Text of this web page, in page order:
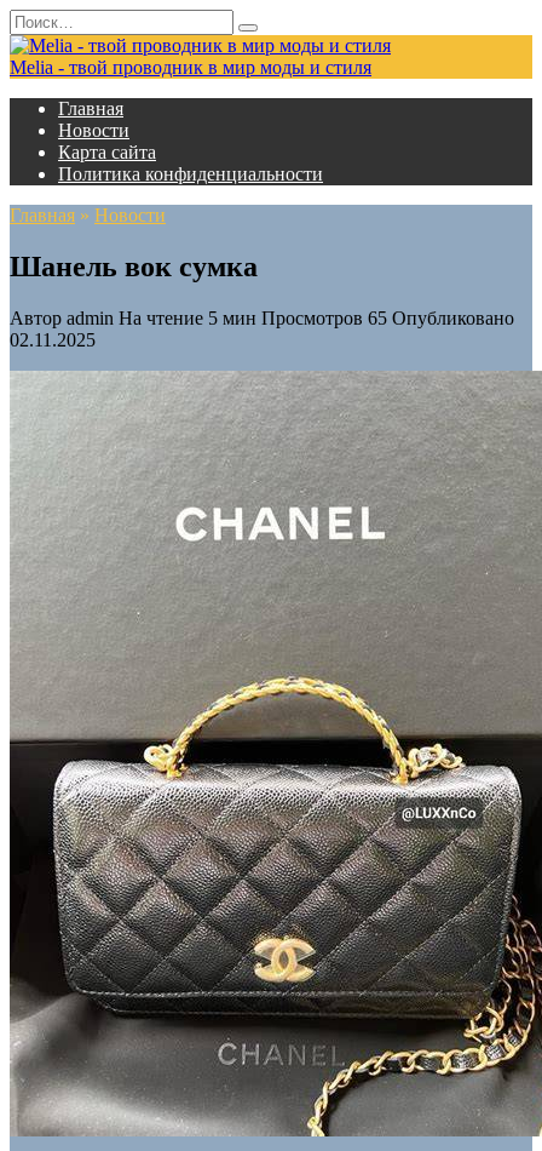
Перейти
к
содержанию
Search
for:
Melia - твой проводник в мир моды и стиля
Главная
Новости
Карта сайта
Политика конфиденциальности
Главная » Новости
Шанель вок сумка
Автор admin На чтение 5 мин Просмотров 65 Опубликовано
02.11.2025